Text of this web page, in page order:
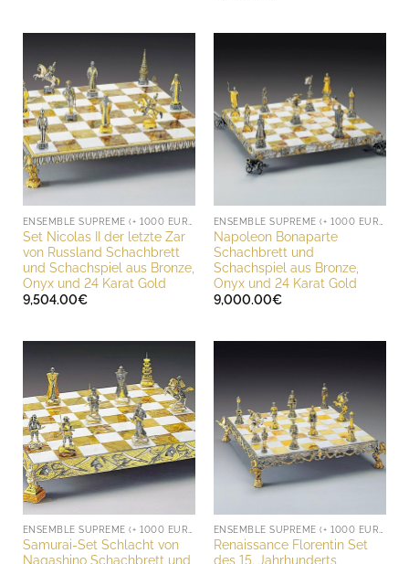
Set Nicolas II der letzte Zar
von Russland Schachbrett
und Schachspiel aus Bronze,
Onyx und 24 Karat Gold
9,504.00€
Napoleon Bonaparte
Schachbrett und
Schachspiel aus Bronze,
Onyx und 24 Karat Gold
9,000.00€
ENSEMBLE SUPREME (+ 1000 EURO)
Samurai-Set Schlacht von
Nagashino Schachbrett und
ENSEMBLE SUPREME (+ 1000 EURO)
Renaissance Florentin Set
des 15. Jahrhunderts